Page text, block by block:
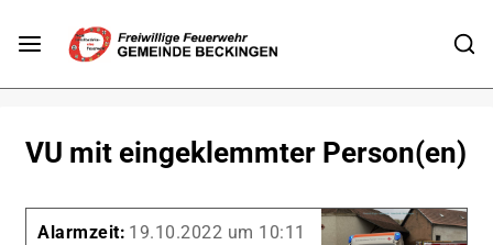
VU mit eingeklemmter Person(en)
Alarmzeit: 19.10.2022 um 10:11